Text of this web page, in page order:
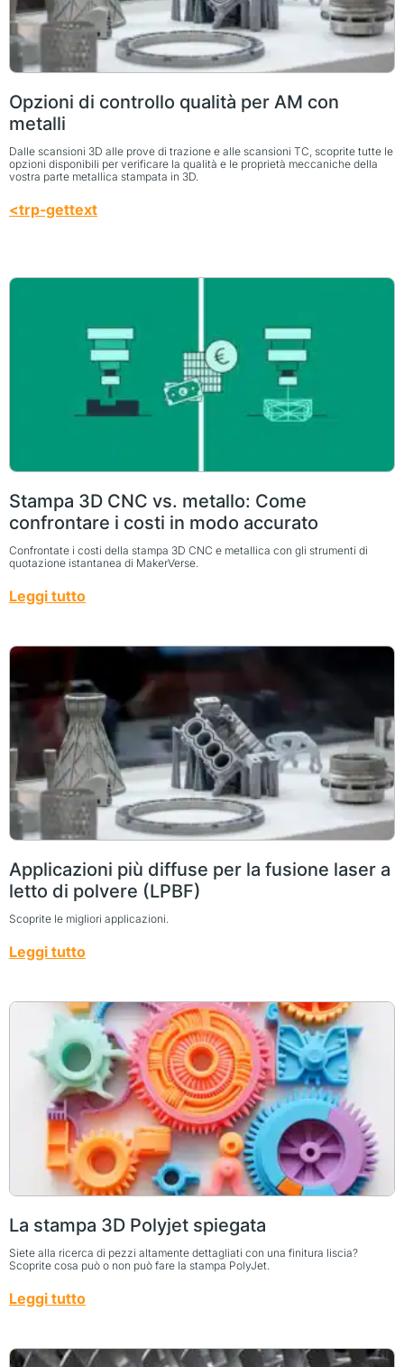
Opzioni di controllo qualità per AM con
metalli
Dalle scansioni 3D alle prove di trazione e alle scansioni TC, scoprite tutte le
opzioni disponibili per verificare la qualità e le proprietà meccaniche della
vostra parte metallica stampata in 3D.
<trp-gettext
Stampa 3D CNC vs. metallo: Come
confrontare i costi in modo accurato
Confrontate i costi della stampa 3D CNC e metallica con gli strumenti di
quotazione istantanea di MakerVerse.
Leggi tutto
Applicazioni più diffuse per la fusione laser a
letto di polvere (LPBF)
Scoprite le migliori applicazioni.
Leggi tutto
La stampa 3D Polyjet spiegata
Siete alla ricerca di pezzi altamente dettagliati con una finitura liscia?
Scoprite cosa può o non può fare la stampa PolyJet.
Leggi tutto